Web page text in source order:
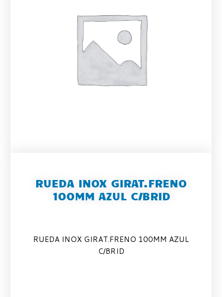
RUEDA INOX GIRAT.FRENO
100MM AZUL C/BRID
RUEDA INOX GIRAT.FRENO 100MM AZUL
C/BRID